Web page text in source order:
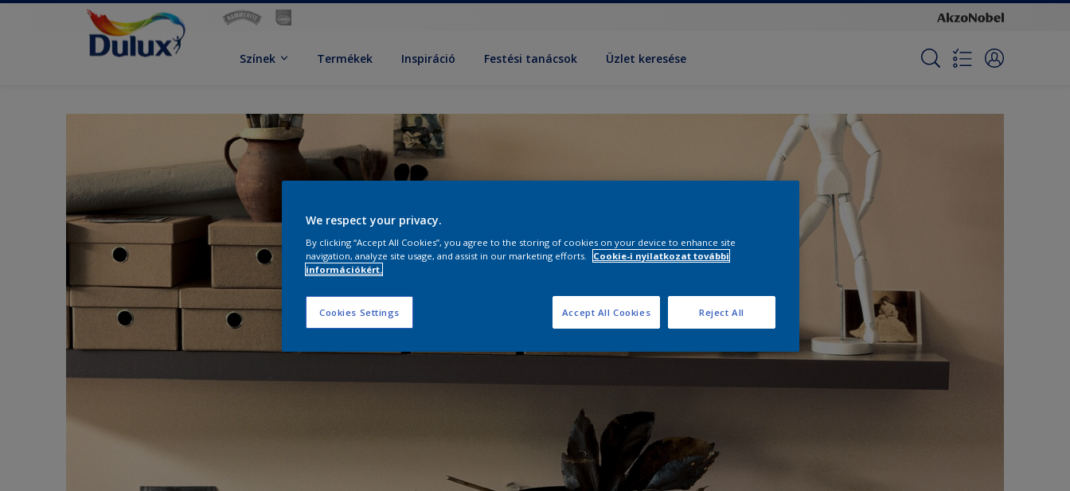
Színek Termékek Inspiráció Festési tanácsok Üzlet keresése
We respect your privacy.
By clicking “Accept All Cookies”, you agree to the storing of cookies on your device to enhance site
navigation, analyze site usage, and assist in our marketing efforts.
Cookie-i nyilatkozat további
információkért.
Cookies Settings Reject All
Accept All Cookies